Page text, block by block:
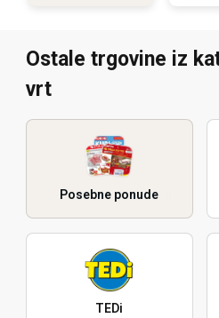
Ostale trgovine iz
vrt
Posebne ponude
TEDi